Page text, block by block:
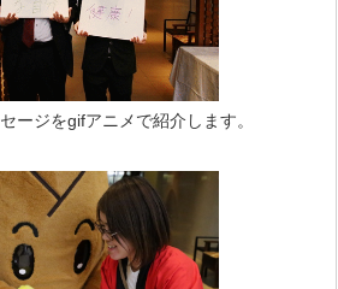
ージをgifアニメで紹介します。